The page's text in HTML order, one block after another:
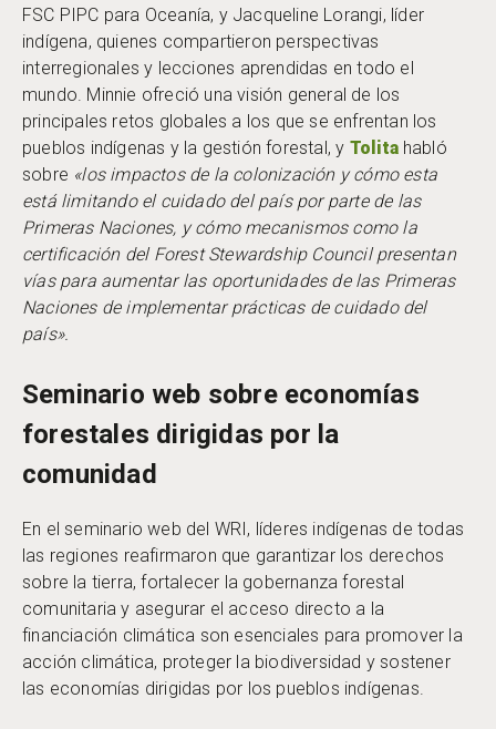
FSC PIPC para Oceanía, y Jacqueline Lorangi, líder
indígena, quienes compartieron perspectivas
interregionales y lecciones aprendidas en todo el
mundo. Minnie ofreció una visión general de los
principales retos globales a los que se enfrentan los
pueblos indígenas y la gestión forestal, y Tolitahabló
sobre «los impactos de la colonización y cómo esta
está limitando el cuidado del país por parte de las
Primeras Naciones, y cómo mecanismos como la
certificación del Forest Stewardship Council presentan
vías para aumentar las oportunidades de las Primeras
Naciones de implementar prácticas de cuidado del
país».
Seminario web sobre economías
forestales dirigidas por la
comunidad
En el seminario web del WRI, líderes indígenas de todas
las regiones reafirmaron que garantizar los derechos
sobre la tierra, fortalecer la gobernanza forestal
comunitaria y asegurar el acceso directo a la
financiación climática son esenciales para promover la
acción climática, proteger la biodiversidad y sostener
las economías dirigidas por los pueblos indígenas.